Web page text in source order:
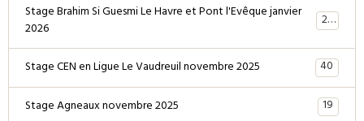
Stage Brahim Si Guesmi Le Havre et Pont l'Evêque janvier
2026 28
Stage CEN en Ligue Le Vaudreuil novembre 2025
40
Stage Agneaux novembre 2025
19